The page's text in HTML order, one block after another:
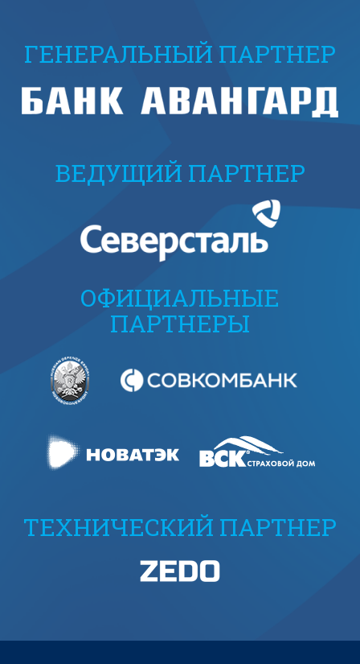
ГЕНЕРАЛЬНЫЙ ПАРТНЕР
ВЕДУЩИЙ ПАРТНЕР
ОФИЦИАЛЬНЫЕ
ПАРТНЕРЫ
ТЕХНИЧЕСКИЙ ПАРТНЕР